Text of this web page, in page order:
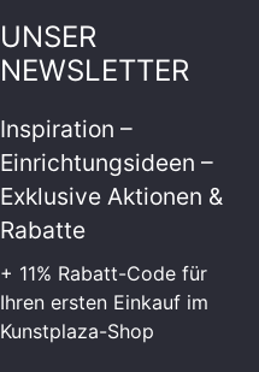
UNSER
NEWSLETTER
Inspiration –
Einrichtungsideen –
Exklusive Aktionen &
Rabatte
+ 11% Rabatt-Code für
Ihren ersten Einkauf im
Kunstplaza-Shop